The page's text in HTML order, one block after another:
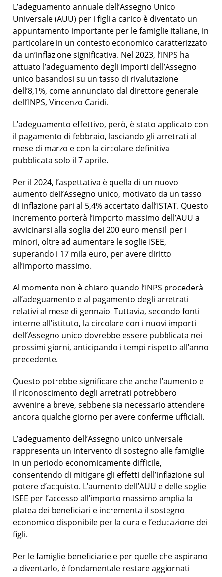
L’adeguamento annuale dell’Assegno Unico
Universale (AUU) per i figli a carico è diventato un
appuntamento importante per le famiglie italiane, in
particolare in un contesto economico caratterizzato
da un’inflazione significativa. Nel 2023, l’INPS ha
attuato l’adeguamento degli importi dell’Assegno
unico basandosi su un tasso di rivalutazione
dell’8,1%, come annunciato dal direttore generale
dell’INPS, Vincenzo Caridi.
L’adeguamento effettivo, però, è stato applicato con
il pagamento di febbraio, lasciando gli arretrati al
mese di marzo e con la circolare definitiva
pubblicata solo il 7 aprile.
Per il 2024, l’aspettativa è quella di un nuovo
aumento dell’Assegno unico, motivato da un tasso
di inflazione pari al 5,4% accertato dall’ISTAT. Questo
incremento porterà l’importo massimo dell’AUU a
avvicinarsi alla soglia dei 200 euro mensili per i
minori, oltre ad aumentare le soglie ISEE,
superando i 17 mila euro, per avere diritto
all’importo massimo.
Al momento non è chiaro quando l’INPS procederà
all’adeguamento e al pagamento degli arretrati
relativi al mese di gennaio. Tuttavia, secondo fonti
interne all’istituto, la circolare con i nuovi importi
dell’Assegno unico dovrebbe essere pubblicata nei
prossimi giorni, anticipando i tempi rispetto all’anno
precedente.
Questo potrebbe significare che anche l’aumento e
il riconoscimento degli arretrati potrebbero
avvenire a breve, sebbene sia necessario attendere
ancora qualche giorno per avere conferme ufficiali.
L’adeguamento dell’Assegno unico universale
rappresenta un intervento di sostegno alle famiglie
in un periodo economicamente difficile,
consentendo di mitigare gli effetti dell’inflazione sul
potere d’acquisto. L’aumento dell’AUU e delle soglie
ISEE per l’accesso all’importo massimo amplia la
platea dei beneficiari e incrementa il sostegno
economico disponibile per la cura e l’educazione dei
figli.
Per le famiglie beneficiarie e per quelle che aspirano
a diventarlo, è fondamentale restare aggiornati